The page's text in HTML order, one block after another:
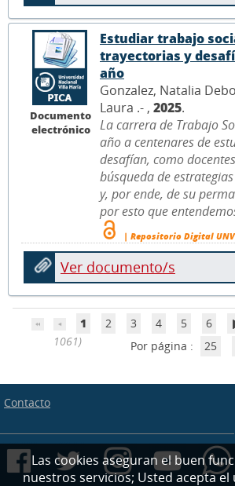
Documento
electrónico
Estudiar trabajo
trayectorias y
año
Gonzalez, Natalia
Laura .- , 2025.
La carrera de Trabajo
año a centenares de
desafían, como
búsqueda de
y, por ende, de su
por esto que
| Repositorio Digital
Ver documento/s
1 2 3 4 5 6
1061)
Por página : 25
Contacto
Las cookies aseguran el buen
nuestros servicios; Usted acepta el